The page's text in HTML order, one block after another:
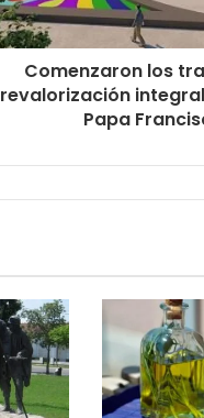
Comenzaron los
revalorización
Papa